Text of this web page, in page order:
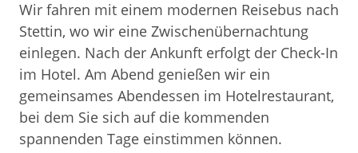
Wir fahren mit einem modernen Reisebus nach
Stettin, wo wir eine Zwischenübernachtung
einlegen. Nach der Ankunft erfolgt der Check-In
im Hotel. Am Abend genießen wir ein
gemeinsames Abendessen im Hotelrestaurant,
bei dem Sie sich auf die kommenden
spannenden Tage einstimmen können.